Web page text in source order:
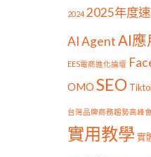
2024 2025年度
AI Agent AI應
EES電商進化論壇
OMO SEO
台灣品牌商務趨勢高峰會
實用教學 實